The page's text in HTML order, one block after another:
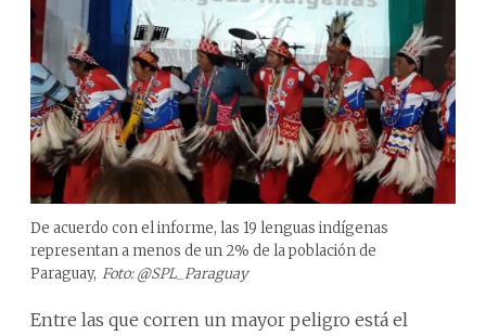
De acuerdo con el informe, las 19 lenguas indígenas
representan a menos de un 2% de la población de
Paraguay, Foto: @SPL_Paraguay
Entre las que corren un mayor peligro está el